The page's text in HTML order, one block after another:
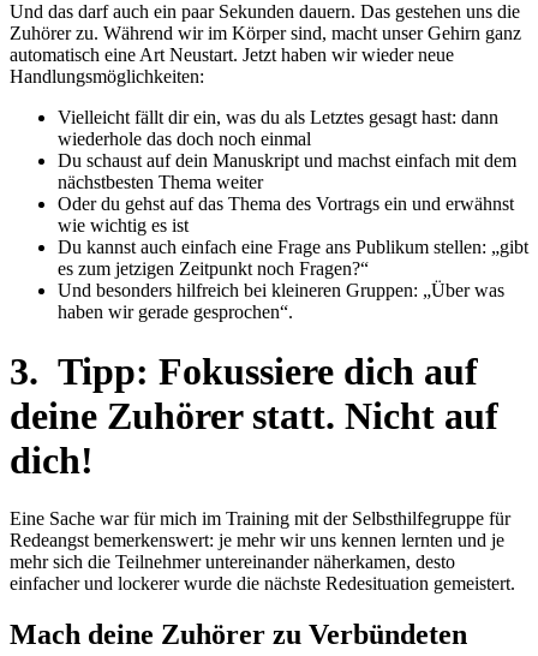
Und das darf auch ein paar Sekunden dauern. Das gestehen uns die
Zuhörer zu. Während wir im Körper sind, macht unser Gehirn ganz
automatisch eine Art Neustart. Jetzt haben wir wieder neue
Handlungsmöglichkeiten:
Vielleicht fällt dir ein, was du als Letztes gesagt hast: dann
wiederhole das doch noch einmal
Du schaust auf dein Manuskript und machst einfach mit dem
nächstbesten Thema weiter
Oder du gehst auf das Thema des Vortrags ein und erwähnst
wie wichtig es ist
Du kannst auch einfach eine Frage ans Publikum stellen: „gibt
es zum jetzigen Zeitpunkt noch Fragen?“
Und besonders hilfreich bei kleineren Gruppen: „Über was
haben wir gerade gesprochen“.
3. Tipp: Fokussiere dich auf
deine Zuhörer statt. Nicht auf
dich!
Eine Sache war für mich im Training mit der Selbsthilfegruppe für
Redeangst bemerkenswert: je mehr wir uns kennen lernten und je
mehr sich die Teilnehmer untereinander näherkamen, desto
einfacher und lockerer wurde die nächste Redesituation gemeistert.
Mach deine Zuhörer zu Verbündeten